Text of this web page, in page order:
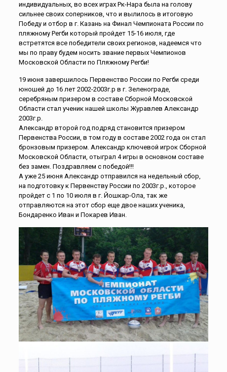
индивидуальных, во всех играх Рк-Нара была на голову
сильнее своих соперников, что и вылилось в итоговую
Победу и отбор в г. Казань на Финал Чемпионата России по
пляжному Регби который пройдет 15-16 июля, где
встретятся все победители своих регионов, надеемся что
мы по праву будем носить звание первых Чемпионов
Московской Области по Пляжному Регби!
19 июня завершилось Первенство России по Регби среди
юношей до 16 лет 2002-2003г.р в г. Зеленограде,
серебряным призером в составе Сборной Московской
Области стал ученик нашей школы Журавлев Александр
2003г.р.
Александр второй год подряд становится призером
Первенства России, в том году в составе 2002 года он стал
бронзовым призером. Александр ключевой игрок Сборной
Московской Области, отыграл 4 игры в основном составе
без замен. Поздравляем с победой!!!
А уже 25 июня Александр отправился на недельный сбор,
на подготовку к Первенству России по 2003г.р., которое
пройдет с 1 по 10 июля в г. Йошкар-Ола, так же
отправляются на этот сбор еще двое наших ученика,
Бондаренко Иван и Покарев Иван.